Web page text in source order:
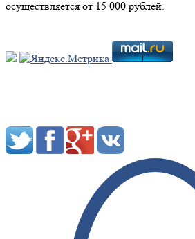
осуществляется от 15 000 рублей.